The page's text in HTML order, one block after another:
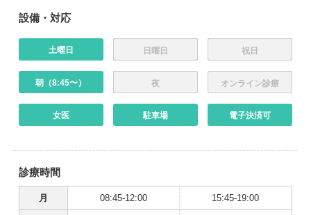
設備・対応
土曜日 日曜日 祝日
朝（8:45〜） 夜 オンライン診療
女医 駐車場 電子決済可
診療時間
月 08:45-12:00 15:45-19:00